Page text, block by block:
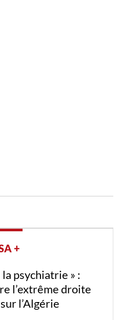
+
psychiatrie » :
l’extrême droite
l’Algérie